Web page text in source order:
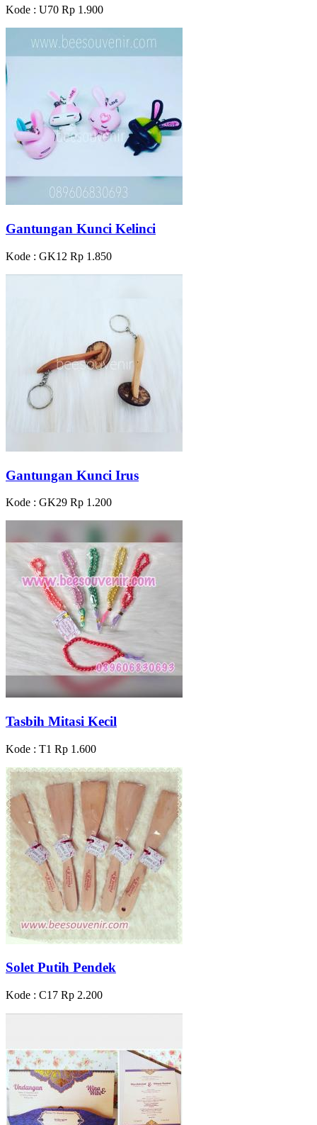
Kode : U70 Rp 1.900
Gantungan Kunci Kelinci
Kode : GK12 Rp 1.850
Gantungan Kunci Irus
Kode : GK29 Rp 1.200
Tasbih Mitasi Kecil
Kode : T1 Rp 1.600
Solet Putih Pendek
Kode : C17 Rp 2.200